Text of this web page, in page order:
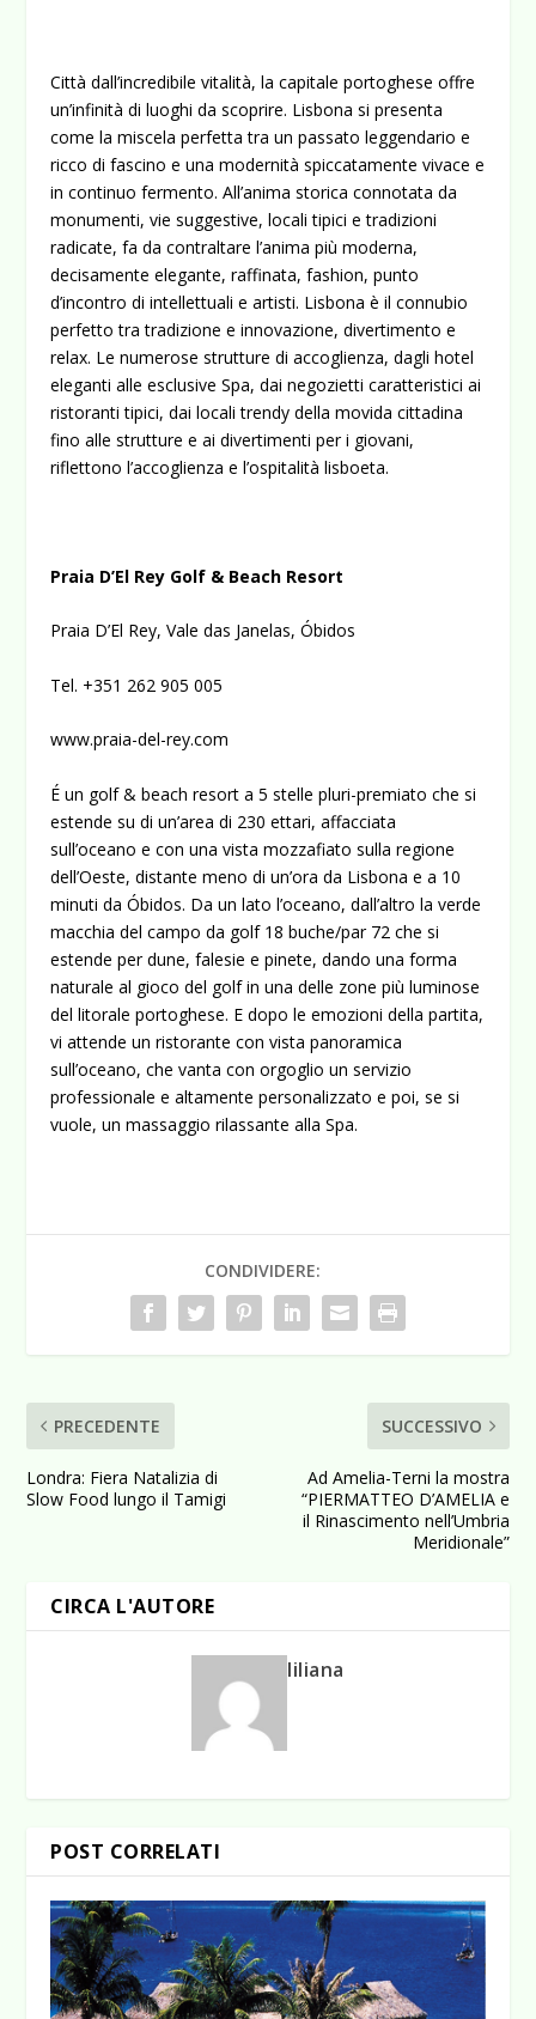
Città dall’incredibile vitalità, la capitale portoghese offre
un’infinità di luoghi da scoprire. Lisbona si presenta
come la miscela perfetta tra un passato leggendario e
ricco di fascino e una modernità spiccatamente vivace e
in continuo fermento. All’anima storica connotata da
monumenti, vie suggestive, locali tipici e tradizioni
radicate, fa da contraltare l’anima più moderna,
decisamente elegante, raffinata, fashion, punto
d’incontro di intellettuali e artisti. Lisbona è il connubio
perfetto tra tradizione e innovazione, divertimento e
relax. Le numerose strutture di accoglienza, dagli hotel
eleganti alle esclusive Spa, dai negozietti caratteristici ai
ristoranti tipici, dai locali trendy della movida cittadina
fino alle strutture e ai divertimenti per i giovani,
riflettono l’accoglienza e l’ospitalità lisboeta.
Praia D’El Rey Golf & Beach Resort
Praia D’El Rey, Vale das Janelas, Óbidos
Tel. +351 262 905 005
www.praia-del-rey.com
É un golf & beach resort a 5 stelle pluri-premiato che si
estende su di un’area di 230 ettari, affacciata
sull’oceano e con una vista mozzafiato sulla regione
dell’Oeste, distante meno di un’ora da Lisbona e a 10
minuti da Óbidos. Da un lato l’oceano, dall’altro la verde
macchia del campo da golf 18 buche/par 72 che si
estende per dune, falesie e pinete, dando una forma
naturale al gioco del golf in una delle zone più luminose
del litorale portoghese. E dopo le emozioni della partita,
vi attende un ristorante con vista panoramica
sull’oceano, che vanta con orgoglio un servizio
professionale e altamente personalizzato e poi, se si
vuole, un massaggio rilassante alla Spa.
CONDIVIDERE:
PRECEDENTE
Londra: Fiera Natalizia di
Slow Food lungo il Tamigi
SUCCESSIVO
Ad Amelia-Terni la mostra
“PIERMATTEO D’AMELIA e
il Rinascimento nell’Umbria
Meridionale”
CIRCA L'AUTORE
liliana
POST CORRELATI